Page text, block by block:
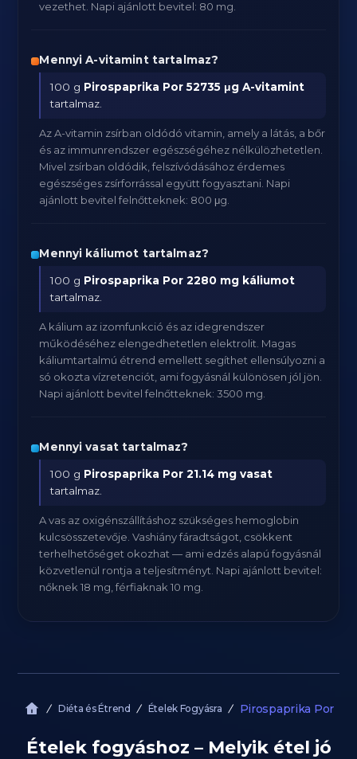
vezethet. Napi ajánlott bevitel: 80 mg.
Mennyi A-vitamint tartalmaz?
100 g Pirospaprika Por 52735 μg A-vitamint
tartalmaz.
Az A-vitamin zsírban oldódó vitamin, amely a látás, a bőr
és az immunrendszer egészségéhez nélkülözhetetlen.
Mivel zsírban oldódik, felszívódásához érdemes
egészséges zsírforrással együtt fogyasztani. Napi
ajánlott bevitel felnőtteknek: 800 μg.
Mennyi káliumot tartalmaz?
100 g Pirospaprika Por 2280 mg káliumot
tartalmaz.
A kálium az izomfunkció és az idegrendszer
működéséhez elengedhetetlen elektrolit. Magas
káliumtartalmú étrend emellett segíthet ellensúlyozni a
só okozta vízretenciót, ami fogyásnál különösen jól jön.
Napi ajánlott bevitel felnőtteknek: 3500 mg.
Mennyi vasat tartalmaz?
100 g Pirospaprika Por 21.14 mg vasat
tartalmaz.
A vas az oxigénszállításhoz szükséges hemoglobin
kulcsösszetevője. Vashiány fáradtságot, csökkent
terhelhetőséget okozhat — ami edzés alapú fogyásnál
közvetlenül rontja a teljesítményt. Napi ajánlott bevitel:
nőknek 18 mg, férfiaknak 10 mg.
Diéta és Étrend Ételek Fogyásra Pirospaprika Por
Ételek fogyáshoz – Melyik étel jó